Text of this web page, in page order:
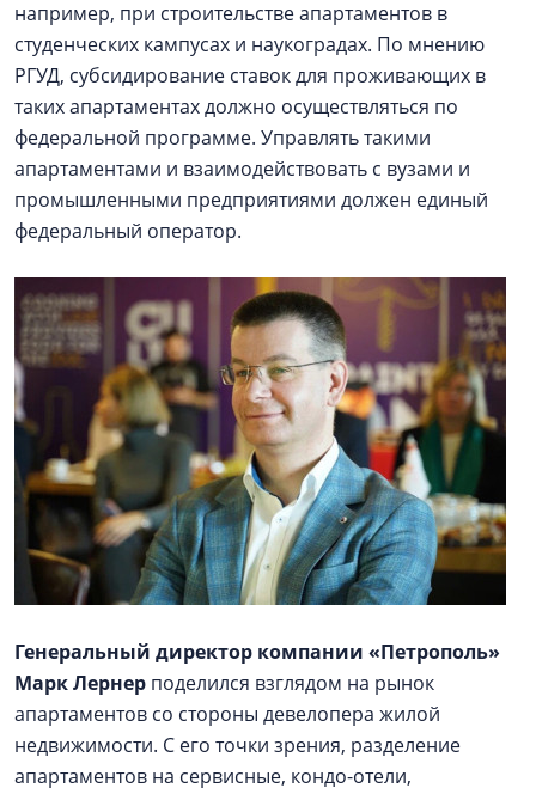
например, при строительстве апартаментов в
студенческих кампусах и наукоградах. По мнению
РГУД, субсидирование ставок для проживающих в
таких апартаментах должно осуществляться по
федеральной программе. Управлять такими
апартаментами и взаимодействовать с вузами и
промышленными предприятиями должен единый
федеральный оператор.
Генеральный директор компании «Петрополь»
Марк Лернер поделился взглядом на рынок
апартаментов со стороны девелопера жилой
недвижимости. С его точки зрения, разделение
апартаментов на сервисные, кондо-отели,